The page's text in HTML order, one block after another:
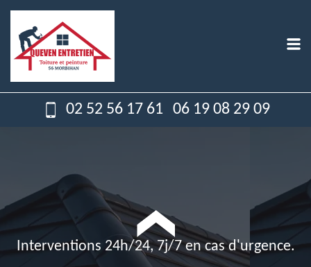
02 52 56 17 61 06 19 08 29 09
Interventions 24h/24, 7j/7 en cas d'urgence.